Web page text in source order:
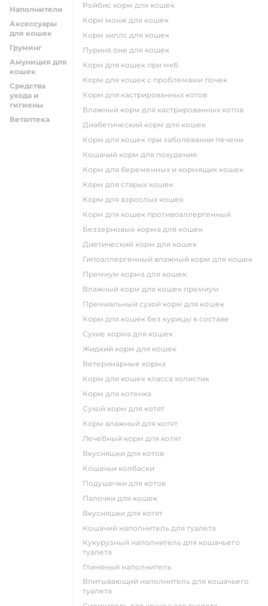
Наполнители
Аксессуары
для кошек
Груминг
Амуниция для
кошек
Средства
ухода и
гигиены
Ветаптека
ройбис корм для кошек
корм монж для кошек
корм хиллс для кошек
пурина оне для кошек
корм для кошек при мкб
корм для кошек с проблемами почек
Корм для кастрированных котов
влажный корм для кастрированных котов
диабетический корм для кошек
корм для кошек при заболевании печени
кошачий корм для похудения
корм для беременных и кормящих кошек
корм для старых кошек
корм для взрослых кошек
корм для кошек противоаллергенный
беззерновые корма для кошек
диетический корм для кошек
гипоаллергенный влажный корм для кошек
премиум корма для кошек
влажный корм для кошек премиум
премиальный сухой корм для кошек
корм для кошек без курицы в составе
сухие корма для кошек
жидкий корм для кошек
ветеринарные корма
корм для кошек класса холистик
корм для котенка
сухой корм для котят
корм влажный для котят
лечебный корм для котят
вкусняшки для котов
кошачьи колбаски
подушечки для котов
палочки для кошек
вкусняшки для котят
кошачий наполнитель для туалета
кукурузный наполнитель для кошачьего
туалета
глиняный наполнитель
впитывающий наполнитель для кошачьего
туалета